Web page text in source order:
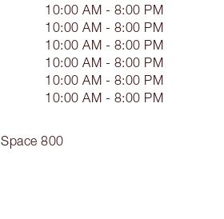
Space 800
10:00 AM - 8:00 PM
10:00 AM - 8:00 PM
10:00 AM - 8:00 PM
10:00 AM - 8:00 PM
10:00 AM - 8:00 PM
10:00 AM - 8:00 PM